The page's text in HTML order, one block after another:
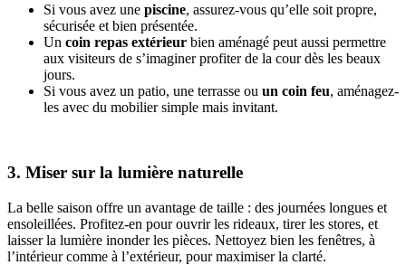
Si vous avez une piscine, assurez-vous qu’elle soit propre,
sécurisée et bien présentée.
Un coin repas extérieur bien aménagé peut aussi permettre
aux visiteurs de s’imaginer profiter de la cour dès les beaux
jours.
Si vous avez un patio, une terrasse ou un coin feu, aménagez-
les avec du mobilier simple mais invitant.
3. Miser sur la lumière naturelle
La belle saison offre un avantage de taille : des journées longues et
ensoleillées. Profitez-en pour ouvrir les rideaux, tirer les stores, et
laisser la lumière inonder les pièces. Nettoyez bien les fenêtres, à
l’intérieur comme à l’extérieur, pour maximiser la clarté.